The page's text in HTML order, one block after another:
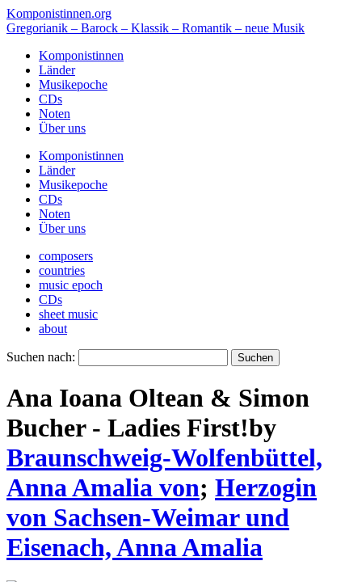
Komponistinnen.org
Gregorianik – Barock – Klassik – Romantik – neue Musik
Komponistinnen
Länder
Musikepoche
CDs
Noten
Über uns
Komponistinnen
Länder
Musikepoche
CDs
Noten
Über uns
composers
countries
music epoch
CDs
sheet music
about
Suchen nach:
Ana Ioana Oltean & Simon
Bucher - Ladies First!by
Braunschweig-Wolfenbüttel,
Anna Amalia von; Herzogin
von Sachsen-Weimar und
Eisenach, Anna Amalia